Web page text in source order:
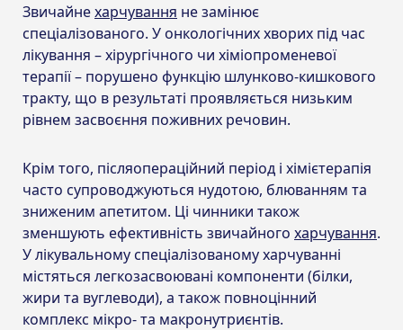
Звичайнехарчування не замінює
спеціалізованого. У онкологічних хворих під час
лікування – хірургічного чи хіміопроменевої
терапії – порушено функцію шлунково-кишкового
тракту, що в результаті проявляється низьким
рівнем засвоєння поживних речовин.
Крім того, післяопераційний період і хімієтерапія
часто супроводжуються нудотою, блюванням та
зниженим апетитом. Ці чинники також
зменшують ефективність звичайного харчування.
У лікувальному спеціалізованому харчуванні
містяться легкозасвоювані компоненти (білки,
жири та вуглеводи), а також повноцінний
комплекс мікро- та макронутриєнтів.